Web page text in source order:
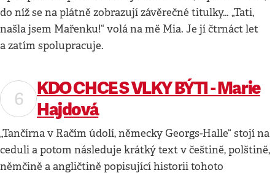
do níž se na plátně zobrazují závěrečné titulky… „Tati,
našla jsem Mařenku!“ volá na mě Mia. Je jí čtrnáct let
a zatím spolupracuje.
KDO CHCE S VLKY BÝTI - Marie
Hajdová
„Tančírna v Račím údolí, německy Georgs-Halle“ stojí na
ceduli a potom následuje krátký text v češtině, polštině,
němčině a angličtině popisující historii tohoto